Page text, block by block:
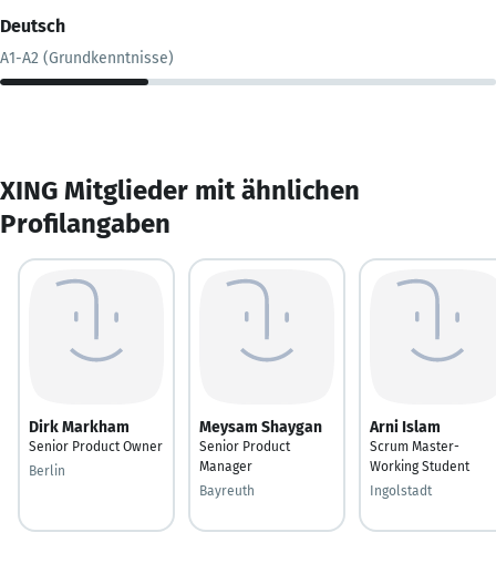
Deutsch
A1-A2 (Grundkenntnisse)
XING Mitglieder mit ähnlichen
Profilangaben
Dirk Markham
Senior Product Owner
Berlin
Meysam Shaygan
Senior Product
Manager
Bayreuth
Arni Islam
Scrum Master-
Working Student
Ingolstadt